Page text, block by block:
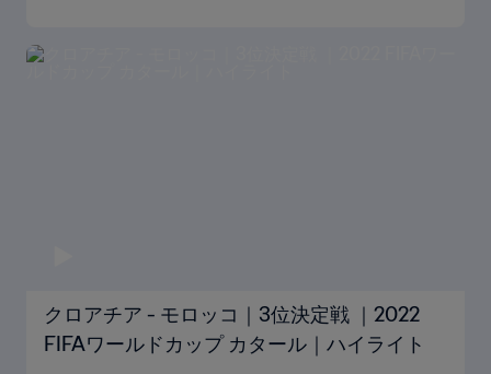
クロアチア - モロッコ｜3位決定戦 ｜2022
FIFAワールドカップ カタール｜ハイライト